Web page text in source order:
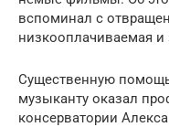
вспоминал с
низкооплачиваемая и
Существенную
музыканту оказал
консерватории